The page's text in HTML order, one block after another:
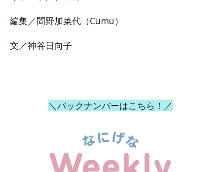
編集／間野加菜代（Cumu）
文／神谷日向子
＼バックナンバーはこちら！／